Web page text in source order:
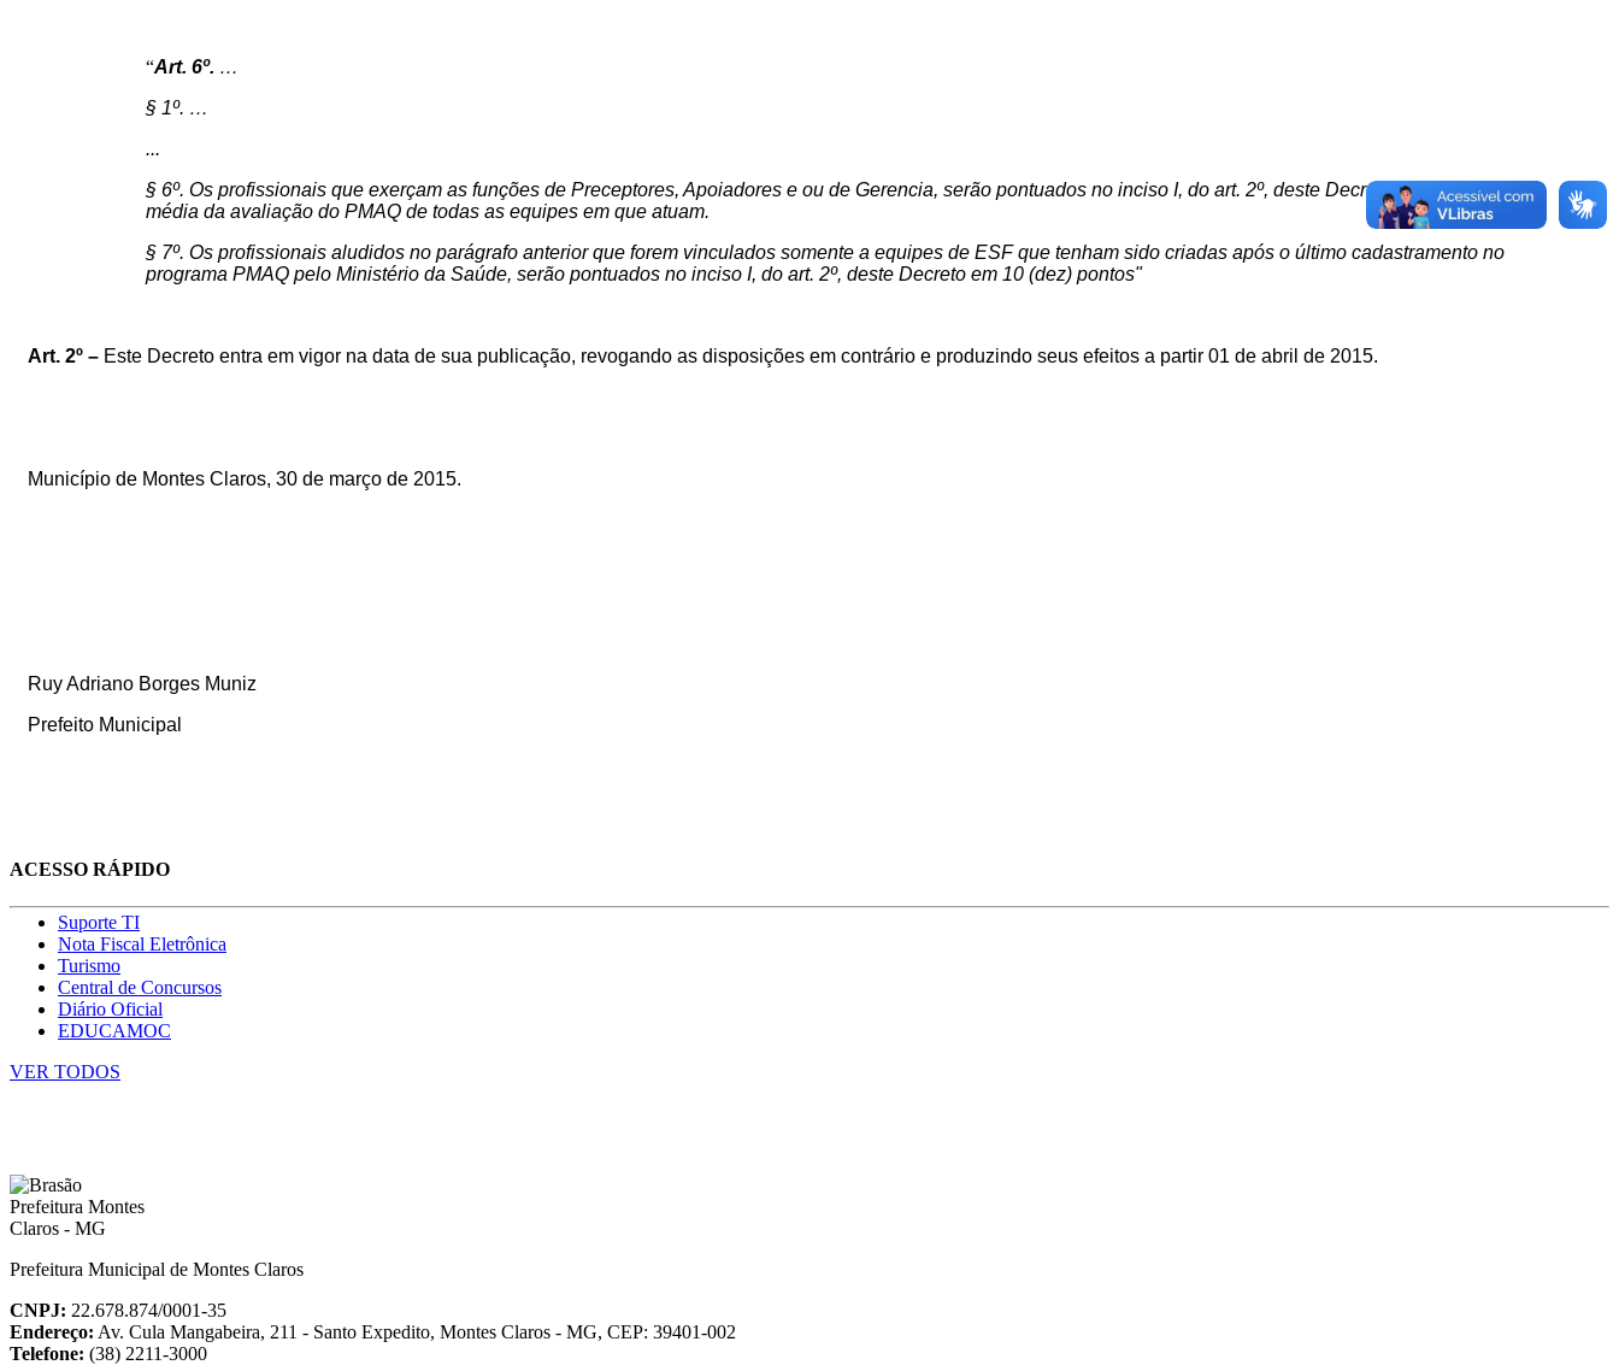
“Art. 6º. …
§ 1º. …
...
§ 6º. Os profissionais que exerçam as funções de Preceptores, Apoiadores e ou de Gerencia, serão pontuados no inciso I, do art. 2º, deste Decreto de acordo com a
média da avaliação do PMAQ de todas as equipes em que atuam.
§ 7º. Os profissionais aludidos no parágrafo anterior que forem vinculados somente a equipes de ESF que tenham sido criadas após o último cadastramento no
programa PMAQ pelo Ministério da Saúde, serão pontuados no inciso I, do art. 2º, deste Decreto em 10 (dez) pontos"
Art. 2º – Este Decreto entra em vigor na data de sua publicação, revogando as disposições em contrário e produzindo seus efeitos a partir 01 de abril de 2015.
Município de Montes Claros, 30 de março de 2015.
RuyAdriano Borges Muniz
Prefeito Municipal
ACESSO RÁPIDO
Suporte TI
Nota Fiscal Eletrônica
Turismo
Central de Concursos
Diário Oficial
EDUCAMOC
VER TODOS
Prefeitura Municipal de Montes Claros
CNPJ: 22.678.874/0001-35
Endereço: Av. Cula Mangabeira, 211 - Santo Expedito, Montes Claros - MG, CEP: 39401-002
Telefone: (38) 2211-3000